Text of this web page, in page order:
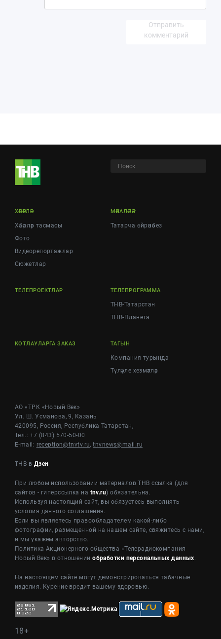
Отправить
комментарий
ХӘБӘРЛӘР
Хәбәрләр тасмасы
Фото
Видеорепортажлар
Cюжетлар
МӘКАЛӘЛӘР
Татарча өйрәнәбез
ТЕЛЕПРОЕКТЛАР ТЕЛЕПРОГРАММА
ТНВ-Татарстан
ТНВ-Планета
КОТЛАУЛАРГА ЗАКАЗ ТАГЫН
Компания турында
Түләүле хезмәтләр
АО «ТРК «Новый Век»
Ул. Ш. Усманова, 9, Казань
420095, Россия, Республика Татарстан,
Тел.: +7 (843) 570-50-00
E-mail: reception@tnvtv.ru,tnvnews@mail.ru
ТНВ в Дзен
При любом использовании материалов ТНВ ссылка (для
сайтов - гиперссылка на tnv.ru) обязательна.
Используя настоящий сайт, вы обязуетесь выполнять
условия данного соглашения.
Если вы являетесь правообладателем какой-либо
фотографии, размещенной на нашем сайте, свяжитесь с нами,
и мы укажем авторство.
Политика Акционерного общества «Телерадиокомпания
Новый Век» в отношенииобработки персональных данных.
На настоящем сайте могут демонстрироваться табачные
изделия. Курение вредит вашему здоровью.
18+